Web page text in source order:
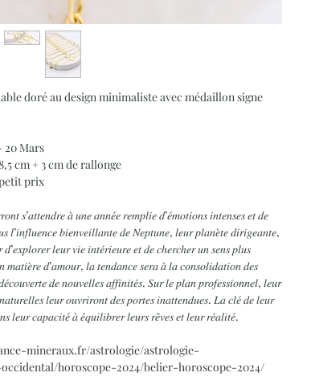
doré au design minimaliste avec médaillon signe
20 Mars
cm + 3 cm de rallonge
prix
𝑠’𝑎𝑡𝑡𝑒𝑛𝑑𝑟𝑒 𝑎̀ 𝑢𝑛𝑒 𝑎𝑛𝑛𝑒́𝑒 𝑟𝑒𝑚𝑝𝑙𝑖𝑒 𝑑’𝑒́𝑚𝑜𝑡𝑖𝑜𝑛𝑠 𝑖𝑛𝑡𝑒𝑛𝑠𝑒𝑠 𝑒𝑡 𝑑𝑒
𝑙’𝑖𝑛𝑓𝑙𝑢𝑒𝑛𝑐𝑒 𝑏𝑖𝑒𝑛𝑣𝑒𝑖𝑙𝑙𝑎𝑛𝑡𝑒 𝑑𝑒 𝑁𝑒𝑝𝑡𝑢𝑛𝑒, 𝑙𝑒𝑢𝑟 𝑝𝑙𝑎𝑛𝑒̀𝑡𝑒 𝑑𝑖𝑟𝑖𝑔𝑒𝑎𝑛𝑡𝑒,
𝑑’𝑒𝑥𝑝𝑙𝑜𝑟𝑒𝑟 𝑙𝑒𝑢𝑟 𝑣𝑖𝑒 𝑖𝑛𝑡𝑒́𝑟𝑖𝑒𝑢𝑟𝑒 𝑒𝑡 𝑑𝑒 𝑐ℎ𝑒𝑟𝑐ℎ𝑒𝑟 𝑢𝑛 𝑠𝑒𝑛𝑠 𝑝𝑙𝑢𝑠
𝑚𝑎𝑡𝑖𝑒̀𝑟𝑒 𝑑’𝑎𝑚𝑜𝑢𝑟, 𝑙𝑎 𝑡𝑒𝑛𝑑𝑎𝑛𝑐𝑒 𝑠𝑒𝑟𝑎 𝑎̀ 𝑙𝑎 𝑐𝑜𝑛𝑠𝑜𝑙𝑖𝑑𝑎𝑡𝑖𝑜𝑛 𝑑𝑒𝑠
𝑑𝑒 𝑛𝑜𝑢𝑣𝑒𝑙𝑙𝑒𝑠 𝑎𝑓𝑓𝑖𝑛𝑖𝑡𝑒́𝑠. 𝑆𝑢𝑟 𝑙𝑒 𝑝𝑙𝑎𝑛 𝑝𝑟𝑜𝑓𝑒𝑠𝑠𝑖𝑜𝑛𝑛𝑒𝑙, 𝑙𝑒𝑢𝑟
𝑙𝑒𝑢𝑟 𝑜𝑢𝑣𝑟𝑖𝑟𝑜𝑛𝑡 𝑑𝑒𝑠 𝑝𝑜𝑟𝑡𝑒𝑠 𝑖𝑛𝑎𝑡𝑡𝑒𝑛𝑑𝑢𝑒𝑠. 𝐿𝑎 𝑐𝑙𝑒́ 𝑑𝑒 𝑙𝑒𝑢𝑟
𝑐𝑎𝑝𝑎𝑐𝑖𝑡𝑒́ 𝑎̀ 𝑒́𝑞𝑢𝑖𝑙𝑖𝑏𝑟𝑒𝑟 𝑙𝑒𝑢𝑟𝑠 𝑟𝑒̂𝑣𝑒𝑠 𝑒𝑡 𝑙𝑒𝑢𝑟 𝑟𝑒́𝑎𝑙𝑖𝑡𝑒́.
mineraux.fr/astrologie/astrologie-
horoscope-2024/belier-horoscope-2024/